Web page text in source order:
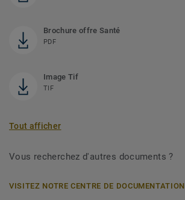
Brochure offre Santé
PDF
Image Tif
TIF
Tout afficher
Vous recherchez d'autres documents ?
VISITEZ NOTRE CENTRE DE DOCUMENTATION